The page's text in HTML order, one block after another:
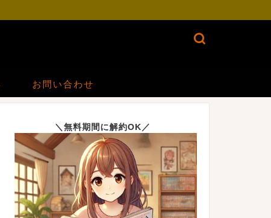
お問い合わせ
＼無料期間に解約OK／